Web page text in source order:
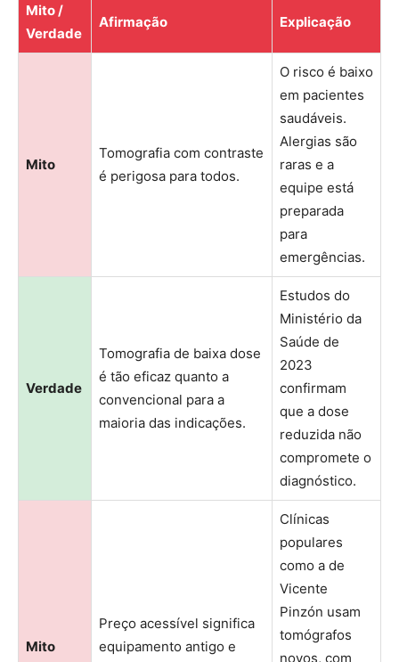
Mito /
Verdade
Afirmação Explicação
Mito
Tomografia com contraste
é perigosa para todos.
O risco é baixo
em pacientes
saudáveis.
Alergias são
raras e a
equipe está
preparada
para
emergências.
Verdade
Tomografia de baixa dose
é tão eficaz quanto a
convencional para a
maioria das indicações.
Estudos do
Ministério da
Saúde de
2023
confirmam
que a dose
reduzida não
compromete o
diagnóstico.
Mito
Preço acessível significa
equipamento antigo e
Clínicas
populares
como a de
Vicente
Pinzón usam
tomógrafos
novos, com